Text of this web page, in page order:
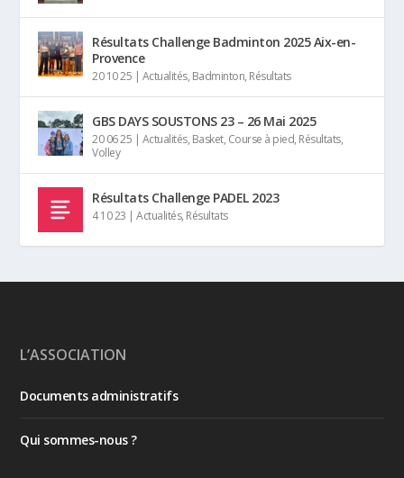
Résultats Challenge Badminton 2025 Aix-en-
Provence
20 10 25 | Actualités, Badminton, Résultats
GBS DAYS SOUSTONS 23 – 26 Mai 2025
20 06 25 | Actualités, Basket, Course à pied, Résultats,
Volley
Résultats Challenge PADEL 2023
4 10 23 |Actualités, Résultats
L’ASSOCIATION
Documents administratifs
Qui sommes-nous ?